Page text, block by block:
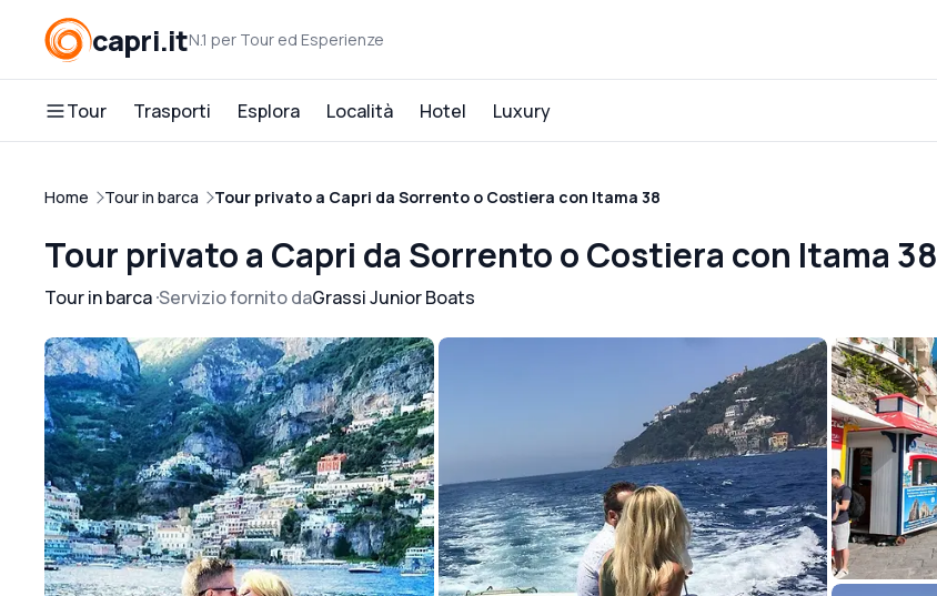
capri.itN.1 per Tour ed Esperienze
Tour Trasporti Esplora Località Hotel Luxury
Home Tour in barca Tour privato a Capri da Sorrento o Costiera con Itama 38
Tour privato a Capri da Sorrento o Costiera con Itama 38
Tour in barca Servizio fornito daGrassi Junior Boats